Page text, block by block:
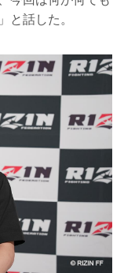
と話した。